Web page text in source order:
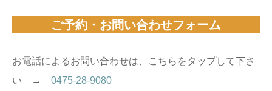
ご予約・お問い合わせフォーム
お電話によるお問い合わせは、こちらをタップして下さ
い → 0475-28-9080
ブログ